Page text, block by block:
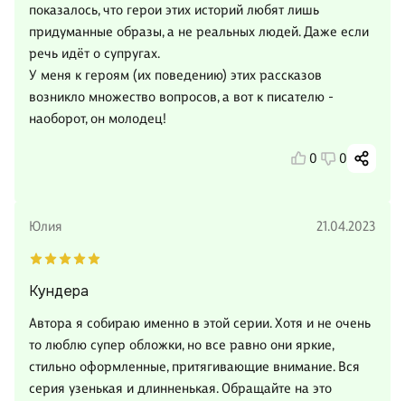
показалось, что герои этих историй любят лишь
придуманные образы, а не реальных людей. Даже если
речь идёт о супругах.
У меня к героям (их поведению) этих рассказов
возникло множество вопросов, а вот к писателю -
наоборот, он молодец!
0 0
Юлия 21.04.2023
Кундера
Автора я собираю именно в этой серии. Хотя и не очень
то люблю супер обложки, но все равно они яркие,
стильно оформленные, притягивающие внимание. Вся
серия узенькая и длинненькая. Обращайте на это